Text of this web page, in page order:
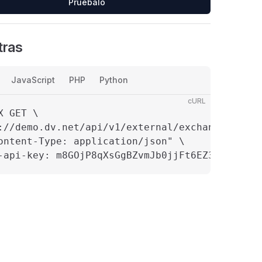
Pruébalo
JavaScript PHP Python
cURL
GET \
demo.dv.net/api/v1/external/exchange-
Type: application/json" \
key: